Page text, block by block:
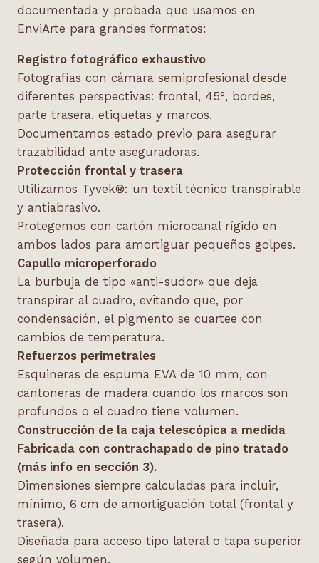
documentada y probada que usamos en
EnviArte para grandes formatos:
Registro fotográfico exhaustivo
Fotografías con cámara semiprofesional desde
diferentes perspectivas: frontal, 45°, bordes,
parte trasera, etiquetas y marcos.
Documentamos estado previo para asegurar
trazabilidad ante aseguradoras.
Protección frontal y trasera
Utilizamos Tyvek®: un textil técnico transpirable
y antiabrasivo.
Protegemos con cartón microcanal rígido en
ambos lados para amortiguar pequeños golpes.
Capullo microperforado
La burbuja de tipo «anti-sudor» que deja
transpirar al cuadro, evitando que, por
condensación, el pigmento se cuartee con
cambios de temperatura.
Refuerzos perimetrales
Esquineras de espuma EVA de 10 mm, con
cantoneras de madera cuando los marcos son
profundos o el cuadro tiene volumen.
Construcción de la caja telescópica a medida
Fabricada con contrachapado de pino tratado
(más info en sección 3).
Dimensiones siempre calculadas para incluir,
mínimo, 6 cm de amortiguación total (frontal y
trasera).
Diseñada para acceso tipo lateral o tapa superior
según volumen.